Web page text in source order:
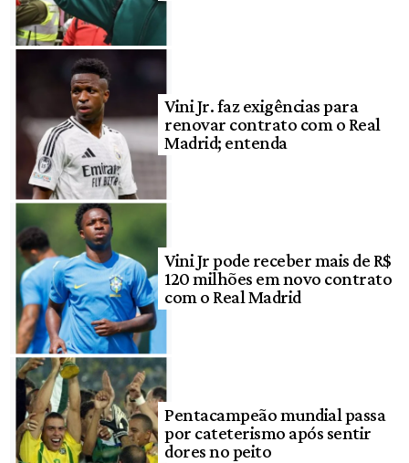
Vini Jr. faz exigências para
renovar contrato com o Real
Madrid; entenda
Vini Jr pode receber mais de R$
120 milhões em novo contrato
com o Real Madrid
Pentacampeão mundial passa
por cateterismo após sentir
dores no peito